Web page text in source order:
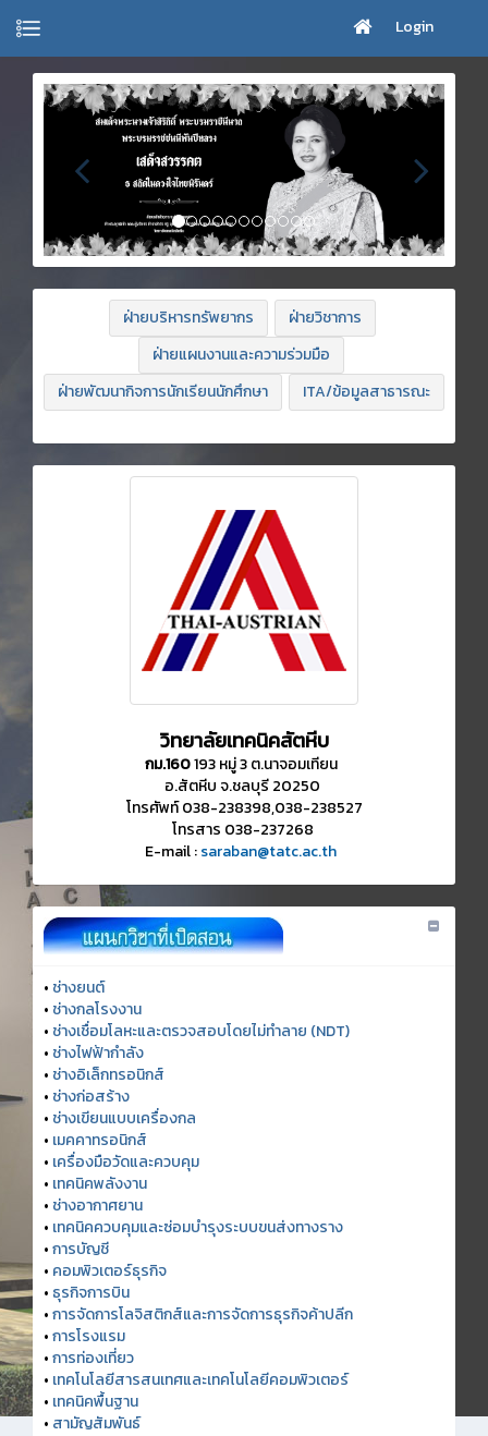
Login
ฝ่ายบริหารทรัพยากร
ฝ่ายวิชาการ
ฝ่ายแผนงานและความร่วมมือ
ฝ่ายพัฒนากิจการนักเรียนนักศึกษา
ITA/ข้อมูลสาธารณะ
วิทยาลัยเทคนิคสัตหีบ
กม.160193 หมู่ 3 ต.นาจอมเทียน
อ.สัตหีบ จ.ชลบุรี 20250
โทรศัพท์ 038-238398,038-238527
โทรสาร 038-237268
E-mail :saraban@tatc.ac.th
• ช่างยนต์
• ช่างกลโรงงาน
• ช่างเชื่อมโลหะและตรวจสอบโดยไม่ทำลาย (NDT)
• ช่างไฟฟ้ากำลัง
• ช่างอิเล็กทรอนิกส์
• ช่างก่อสร้าง
• ช่างเขียนแบบเครื่องกล
• เมคคาทรอนิกส์
• เครื่องมือวัดและควบคุม
• เทคนิคพลังงาน
• ช่างอากาศยาน
• เทคนิคควบคุมและซ่อมบำรุงระบบขนส่งทางราง
•การบัญชี
• คอมพิวเตอร์ธุรกิจ
• ธุรกิจการบิน
•การจัดการโลจิสติกส์และการจัดการธุรกิจค้าปลีก
•การโรงแรม
•การท่องเที่ยว
• เทคโนโลยีสารสนเทศและเทคโนโลยีคอมพิวเตอร์
• เทคนิคพื้นฐาน
• สามัญสัมพันธ์